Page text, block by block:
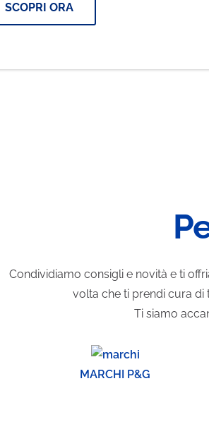
SCOPRI ORA
Condividiamo consigli e novità e ti
volta che ti prendi cura di
Ti siamo
MARCHI P&G